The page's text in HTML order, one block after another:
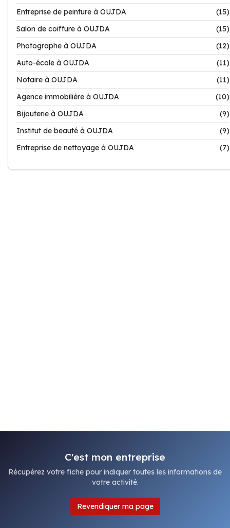
Entreprise de peinture à OUJDA
(15)
Salon de coiffure à OUJDA
(15)
Photographe à OUJDA
(12)
Auto-école à OUJDA
(11)
Notaire à OUJDA
(11)
Agence immobilière à OUJDA
(10)
Bijouterie à OUJDA
(9)
Institut de beauté à OUJDA
(9)
Entreprise de nettoyage à OUJDA
(7)
C'est mon entreprise
Récupérez votre fiche pour indiquer toutes les informations de
votre activité.
Revendiquer ma page